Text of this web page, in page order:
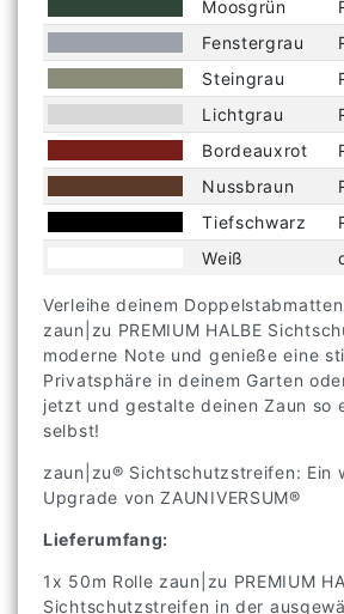
Moosgrün
Fenstergrau
Steingrau
Lichtgrau
Bordeauxrot
Nussbraun
Tiefschwarz
Weiß
Verleihe deinem
zaun|zu PREMIUM HALBE
moderne Note und genieße eine
Privatsphäre in deinem Garten
jetzt und gestalte deinen Zaun so
selbst!
zaun|zu® Sichtschutzstreifen: Ein
Upgrade von ZAUNIVERSUM®
Lieferumfang:
1x 50m Rolle zaun|zu PREMIUM
Sichtschutzstreifen in der